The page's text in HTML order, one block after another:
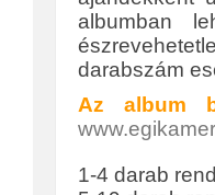
albumban
darabszám
Az album
1-4 darab